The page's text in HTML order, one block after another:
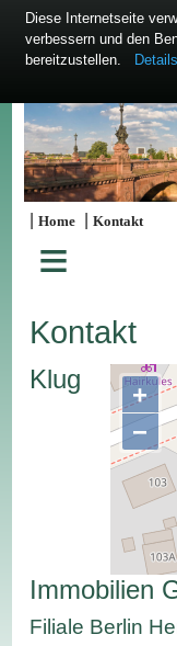
|Home |Kontakt
≡
Kontakt
+
−
Klug
Immobilien
Filiale Berlin
Diese Internetseite
verbessern und den
bereitzustellen.
Details